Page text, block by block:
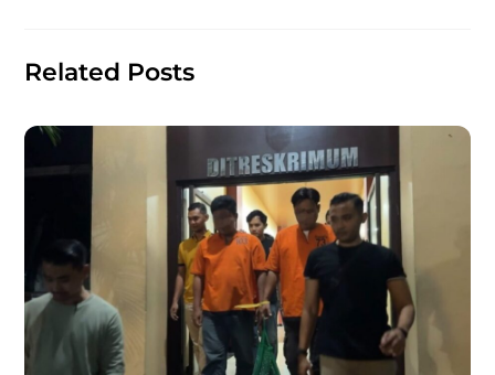
Related Posts